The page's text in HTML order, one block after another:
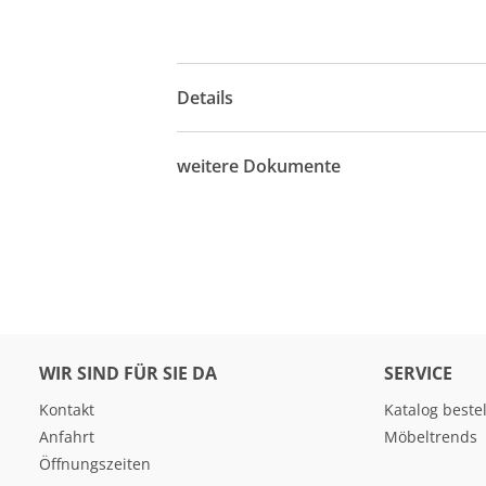
Details
weitere Dokumente
WIR SIND FÜR SIE DA
Kontakt
Anfahrt
Öffnungszeiten
SERVICE
Katalog
Möbeltrends